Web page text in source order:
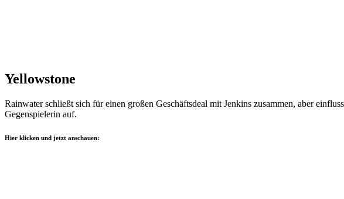
Yellowstone
Rainwater schließt sich für einen großen Geschäftsdeal mit Jenkins zusammen, aber
Gegenspielerin auf.
Hier klicken und jetzt anschauen: